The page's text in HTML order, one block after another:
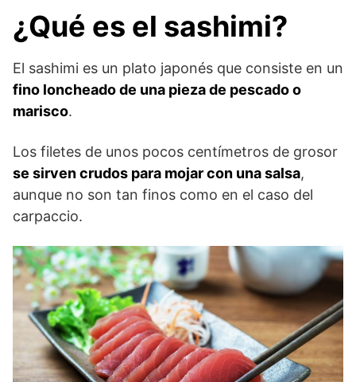
¿Qué es el sashimi?
El sashimi es un plato japonés que consiste en un
fino loncheado de una pieza de pescado o
marisco.
Los filetes de unos pocos centímetros de grosor
se sirven crudos para mojar con una salsa,
aunque no son tan finos como en el caso del
carpaccio.